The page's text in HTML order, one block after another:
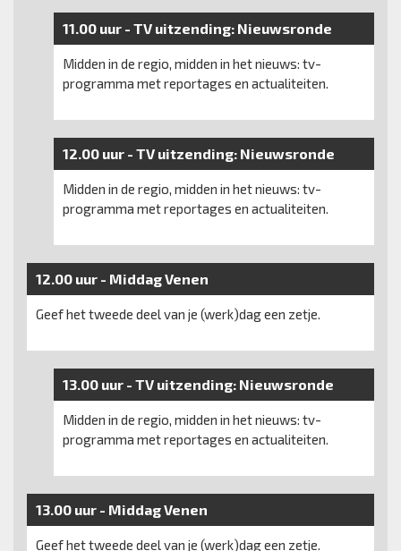
11.00 uur - TV uitzending: Nieuwsronde
Midden in de regio, midden in het nieuws: tv-
programma met reportages en actualiteiten.
12.00 uur - TV uitzending: Nieuwsronde
Midden in de regio, midden in het nieuws: tv-
programma met reportages en actualiteiten.
12.00 uur - Middag Venen
Geef het tweede deel van je (werk)dag een zetje.
13.00 uur - TV uitzending: Nieuwsronde
Midden in de regio, midden in het nieuws: tv-
programma met reportages en actualiteiten.
13.00 uur - Middag Venen
Geef het tweede deel van je (werk)dag een zetje.